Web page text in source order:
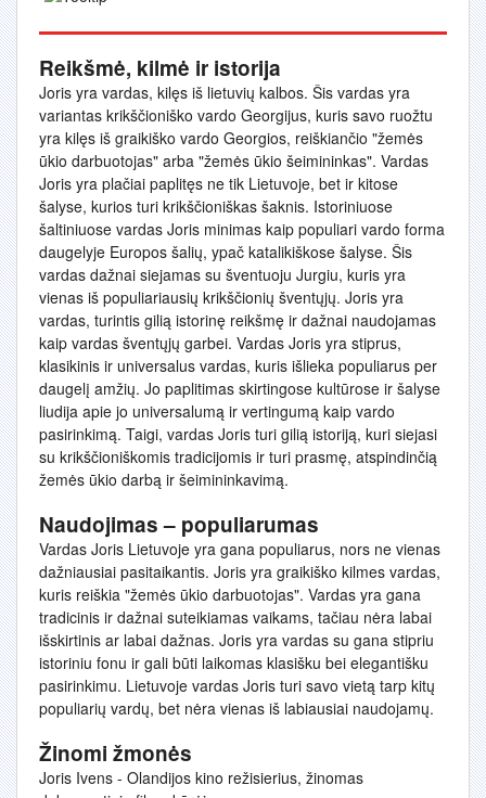
Reikšmė, kilmė ir istorija
Joris yra vardas, kilęs iš lietuvių kalbos. Šis vardas yra
variantas krikščioniško vardo Georgijus, kuris savo ruožtu
yra kilęs iš graikiško vardo Georgios, reiškiančio "žemės
ūkio darbuotojas" arba "žemės ūkio šeimininkas". Vardas
Joris yra plačiai paplitęs ne tik Lietuvoje, bet ir kitose
šalyse, kurios turi krikščioniškas šaknis. Istoriniuose
šaltiniuose vardas Joris minimas kaip populiari vardo forma
daugelyje Europos šalių, ypač katalikiškose šalyse. Šis
vardas dažnai siejamas su šventuoju Jurgiu, kuris yra
vienas iš populiariausių krikščionių šventųjų. Joris yra
vardas, turintis gilią istorinę reikšmę ir dažnai naudojamas
kaip vardas šventųjų garbei. Vardas Joris yra stiprus,
klasikinis ir universalus vardas, kuris išlieka populiarus per
daugelį amžių. Jo paplitimas skirtingose kultūrose ir šalyse
liudija apie jo universalumą ir vertingumą kaip vardo
pasirinkimą. Taigi, vardas Joris turi gilią istoriją, kuri siejasi
su krikščioniškomis tradicijomis ir turi prasmę, atspindinčią
žemės ūkio darbą ir šeimininkavimą.
Naudojimas – populiarumas
Vardas Joris Lietuvoje yra gana populiarus, nors ne vienas
dažniausiai pasitaikantis. Joris yra graikiško kilmes vardas,
kuris reiškia "žemės ūkio darbuotojas". Vardas yra gana
tradicinis ir dažnai suteikiamas vaikams, tačiau nėra labai
išskirtinis ar labai dažnas. Joris yra vardas su gana stipriu
istoriniu fonu ir gali būti laikomas klasišku bei elegantišku
pasirinkimu. Lietuvoje vardas Joris turi savo vietą tarp kitų
populiarių vardų, bet nėra vienas iš labiausiai naudojamų.
Žinomi žmonės
Joris Ivens - Olandijos kino režisierius, žinomas